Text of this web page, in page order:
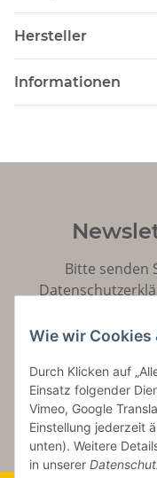
Hersteller
Informationen
Bitte senden
widerruflich
Wie wir Cookies
Durch Klicken auf
Einsatz folgender
Vimeo, Google
Einstellung jederzeit
unten). Weitere
in unserer